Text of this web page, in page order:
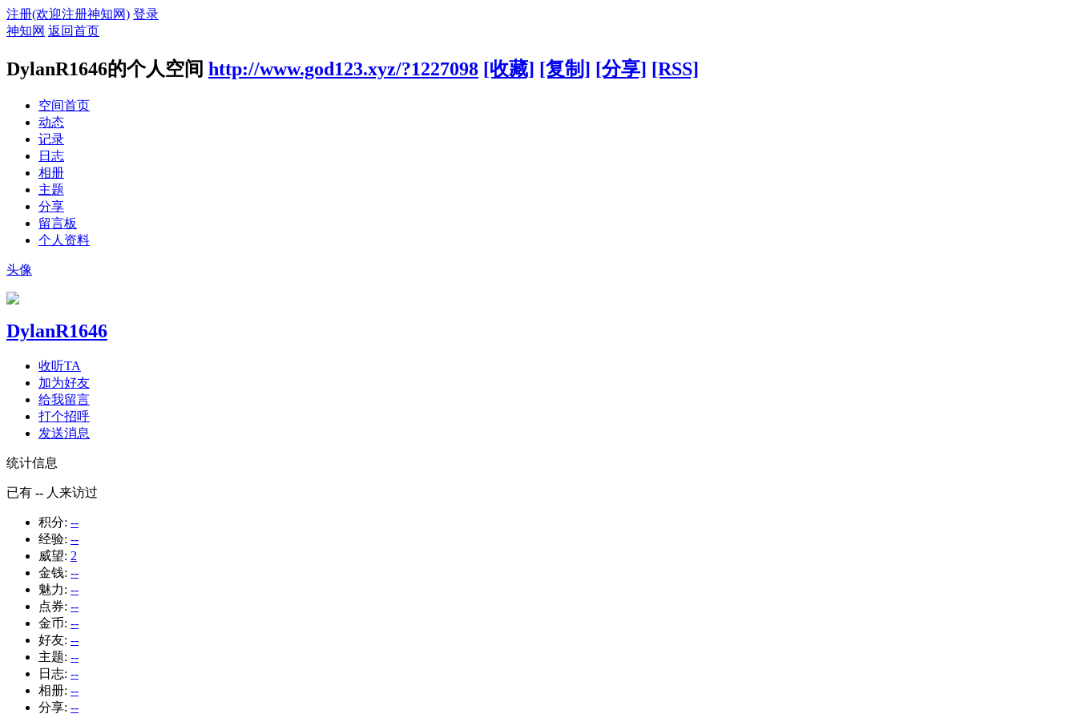
注册(欢迎注册神知网) 登录
神知网 返回首页
DylanR1646的个人空间 http://www.god123.xyz/?1227098 [收藏] [复制] [分享] [RSS]
空间首页
动态
记录
日志
相册
主题
分享
留言板
个人资料
头像
DylanR1646
收听TA
加为好友
给我留言
打个招呼
发送消息
统计信息
已有 -- 人来访过
积分: --
经验: --
威望: 2
金钱: --
魅力: --
点券: --
金币: --
好友: --
主题: --
日志: --
相册: --
分享: --